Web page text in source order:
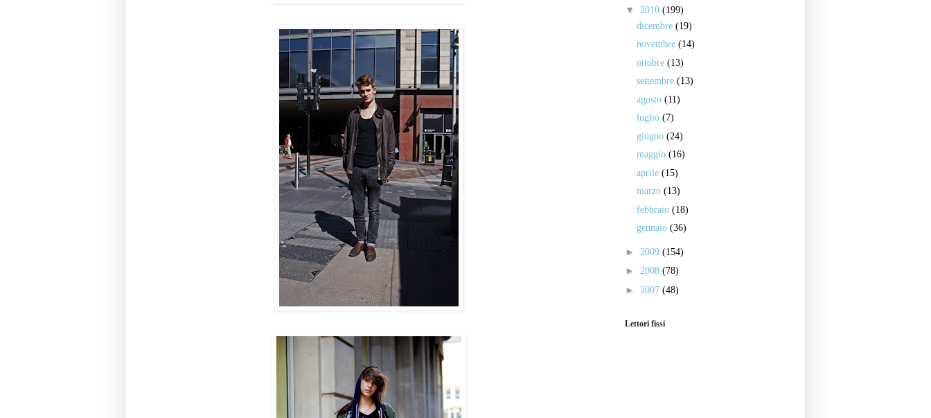
▼ 2010 (199)
dicembre (19)
novembre (14)
ottobre (13)
settembre (13)
agosto (11)
luglio (7)
giugno (24)
maggio (16)
aprile (15)
marzo (13)
febbraio (18)
gennaio (36)
► 2009 (154)
► 2008 (78)
► 2007 (48)
Lettori fissi